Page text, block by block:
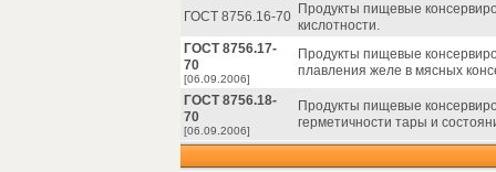
ГОСТ 8756.16-70 Продукты пищевые
кислотности.
ГОСТ 8756.17-
70
[06.09.2006]
Продукты пищевые
плавления желе в мясных
ГОСТ 8756.18-
70
[06.09.2006]
Продукты пищевые
герметичности тары и